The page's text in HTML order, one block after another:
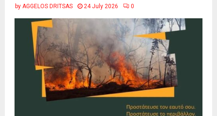
by AGGELOS DRITSAS 24 July 2026 0